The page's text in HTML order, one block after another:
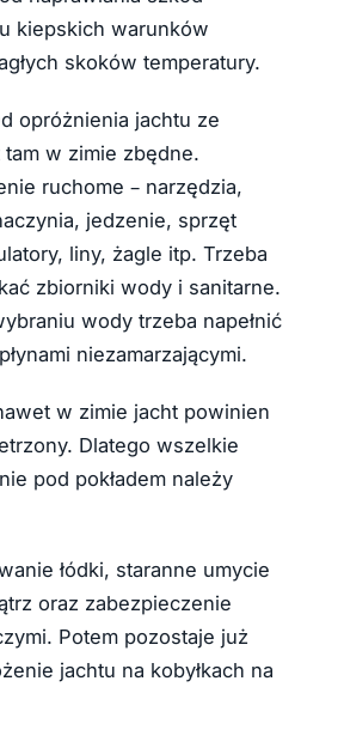
kiepskich warunków
skoków temperatury.
opróżnienia jachtu ze
w zimie zbędne.
ruchome – narzędzia,
jedzenie, sprzęt
liny, żagle itp. Trzeba
zbiorniki wody i sanitarne.
wody trzeba napełnić
niezamarzającymi.
w zimie jacht powinien
Dlatego wszelkie
pod pokładem należy
łódki, staranne umycie
oraz zabezpieczenie
Potem pozostaje już
jachtu na kobyłkach na